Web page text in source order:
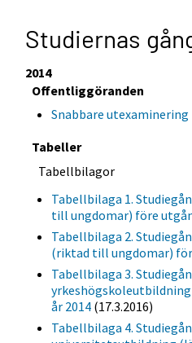
Studiernas
2014
Offentliggöranden
Snabbare
Tabeller
Tabellbilagor
Tabellbilaga 1.
till ungdomar) före
Tabellbilaga 2.
(riktad till ungdomar)
Tabellbilaga 3.
år 2014 (17.3.2016)
Tabellbilaga 4.